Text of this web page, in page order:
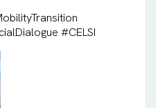
#CELSI